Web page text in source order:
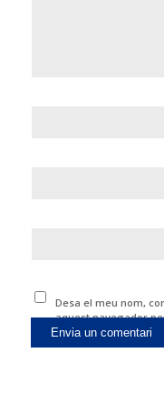
Desa el meu nom,
aquest navegador
comenti.